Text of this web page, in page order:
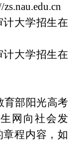
计大学招生在
计大学招生在
育部阳光高考
网向社会发
章程内容 ，如